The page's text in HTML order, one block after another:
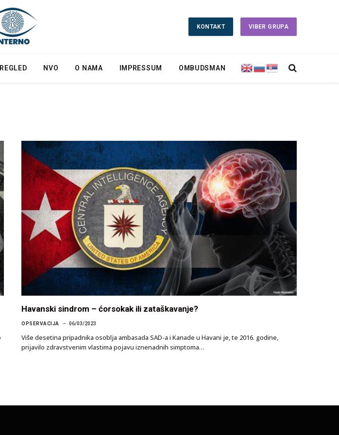
KONTAKT VIBER GRUPA
NVO O NAMA IMPRESSUM OMBUDSMAN
Havanski sindrom – ćorsokak ili zataškavanje?
OPSERVACIJA 06/03/2023
Više desetina pripadnika osoblja ambasada SAD-a i Kanade u Havani je, te 2016. godine,
prijavilo zdravstvenim vlastima pojavu iznenadnih simptoma…